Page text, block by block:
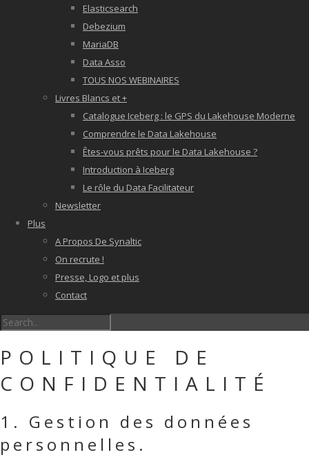
Elasticsearch
Debezium
MariaDB
Data Asso
TOUS NOS WEBINAIRES
Livres Blancs et +
Catalogue Iceberg : le GPS du Lakehouse Moderne
Comprendre le Data Lakehouse
Êtes-vous prêts pour le Data Lakehouse ?
Introduction à Iceberg
Le rôle du Data Facilitateur
Newsletter
Plus
A Propos De Synaltic
On recrute !
Presse, Logo et plus
Contact
POLITIQUE DE
CONFIDENTIALITÉ
1. Gestion des données
personnelles.